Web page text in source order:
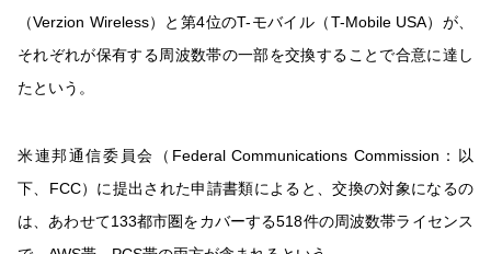
（Verzion Wireless）と第4位のT-モバイル（T-Mobile USA）が、
それぞれが保有する周波数帯の一部を交換することで合意に達し
たという。
米連邦通信委員会（Federal Communications Commission：以
下、FCC）に提出された申請書類によると、交換の対象になるの
は、あわせて133都市圏をカバーする518件の周波数帯ライセンス